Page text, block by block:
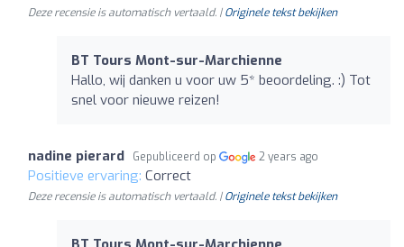
Deze recensie is automatisch vertaald. |Originele tekst bekijken
BT Tours Mont-sur-Marchienne
Hallo, wij danken u voor uw 5* beoordeling. :) Tot
snel voor nieuwe reizen!
nadine pierard Gepubliceerd op 2 years ago
Positieve ervaring: Correct
Deze recensie is automatisch vertaald. |Originele tekst bekijken